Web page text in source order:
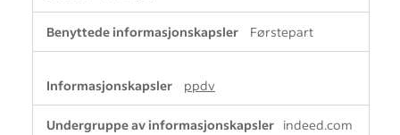
Førstepart
ppdv
indeed.com